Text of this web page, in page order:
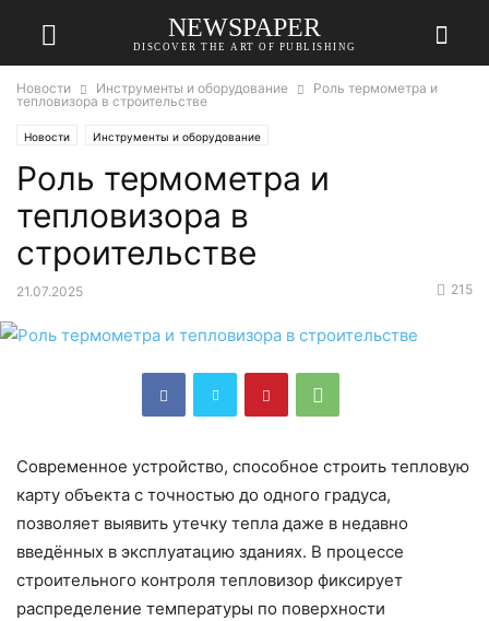
NEWSPAPER
DISCOVER THE ART OF PUBLISHING
Новости Инструменты и оборудование
Роль термометра и
тепловизора в строительстве
Новости Инструменты и оборудование
Роль термометра и
тепловизора в
строительстве
21.07.2025 215
Современное устройство, способное строить тепловую
карту объекта с точностью до одного градуса,
позволяет выявить утечку тепла даже в недавно
введённых в эксплуатацию зданиях. В процессе
строительного контроля тепловизор фиксирует
распределение температуры по поверхности